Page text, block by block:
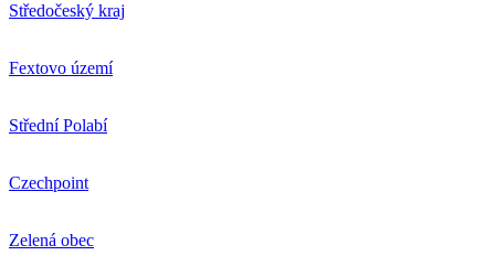
Středočeský kraj
Fextovo území
Střední Polabí
Czechpoint
Zelená obec